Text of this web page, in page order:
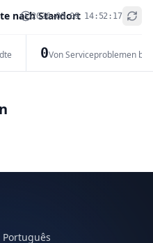
nach Standort
2026-08-09 14:52:17
0Von Serviceproblemen
+
Português